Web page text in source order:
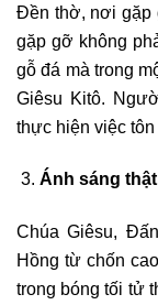
Đền thờ, nơi gặp
gặp gỡ không
gỗ đá mà trong
Giêsu Kitô.
thực hiện việc
Ánh sáng
Chúa Giêsu,
Hồng từ chốn
trong bóng tối tử